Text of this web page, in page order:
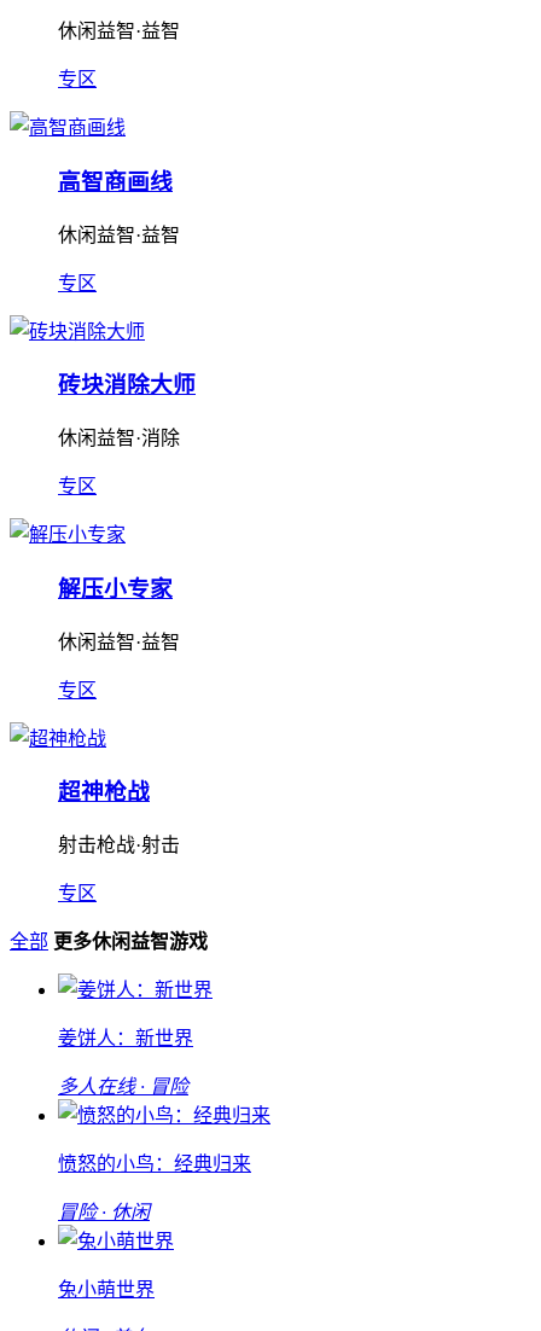
休闲益智·益智
专区
高智商画线
休闲益智·益智
专区
砖块消除大师
休闲益智·消除
专区
解压小专家
休闲益智·益智
专区
超神枪战
射击枪战·射击
专区
全部 更多休闲益智游戏
姜饼人：新世界
多人在线 · 冒险
愤怒的小鸟：经典归来
冒险 · 休闲
兔小萌世界